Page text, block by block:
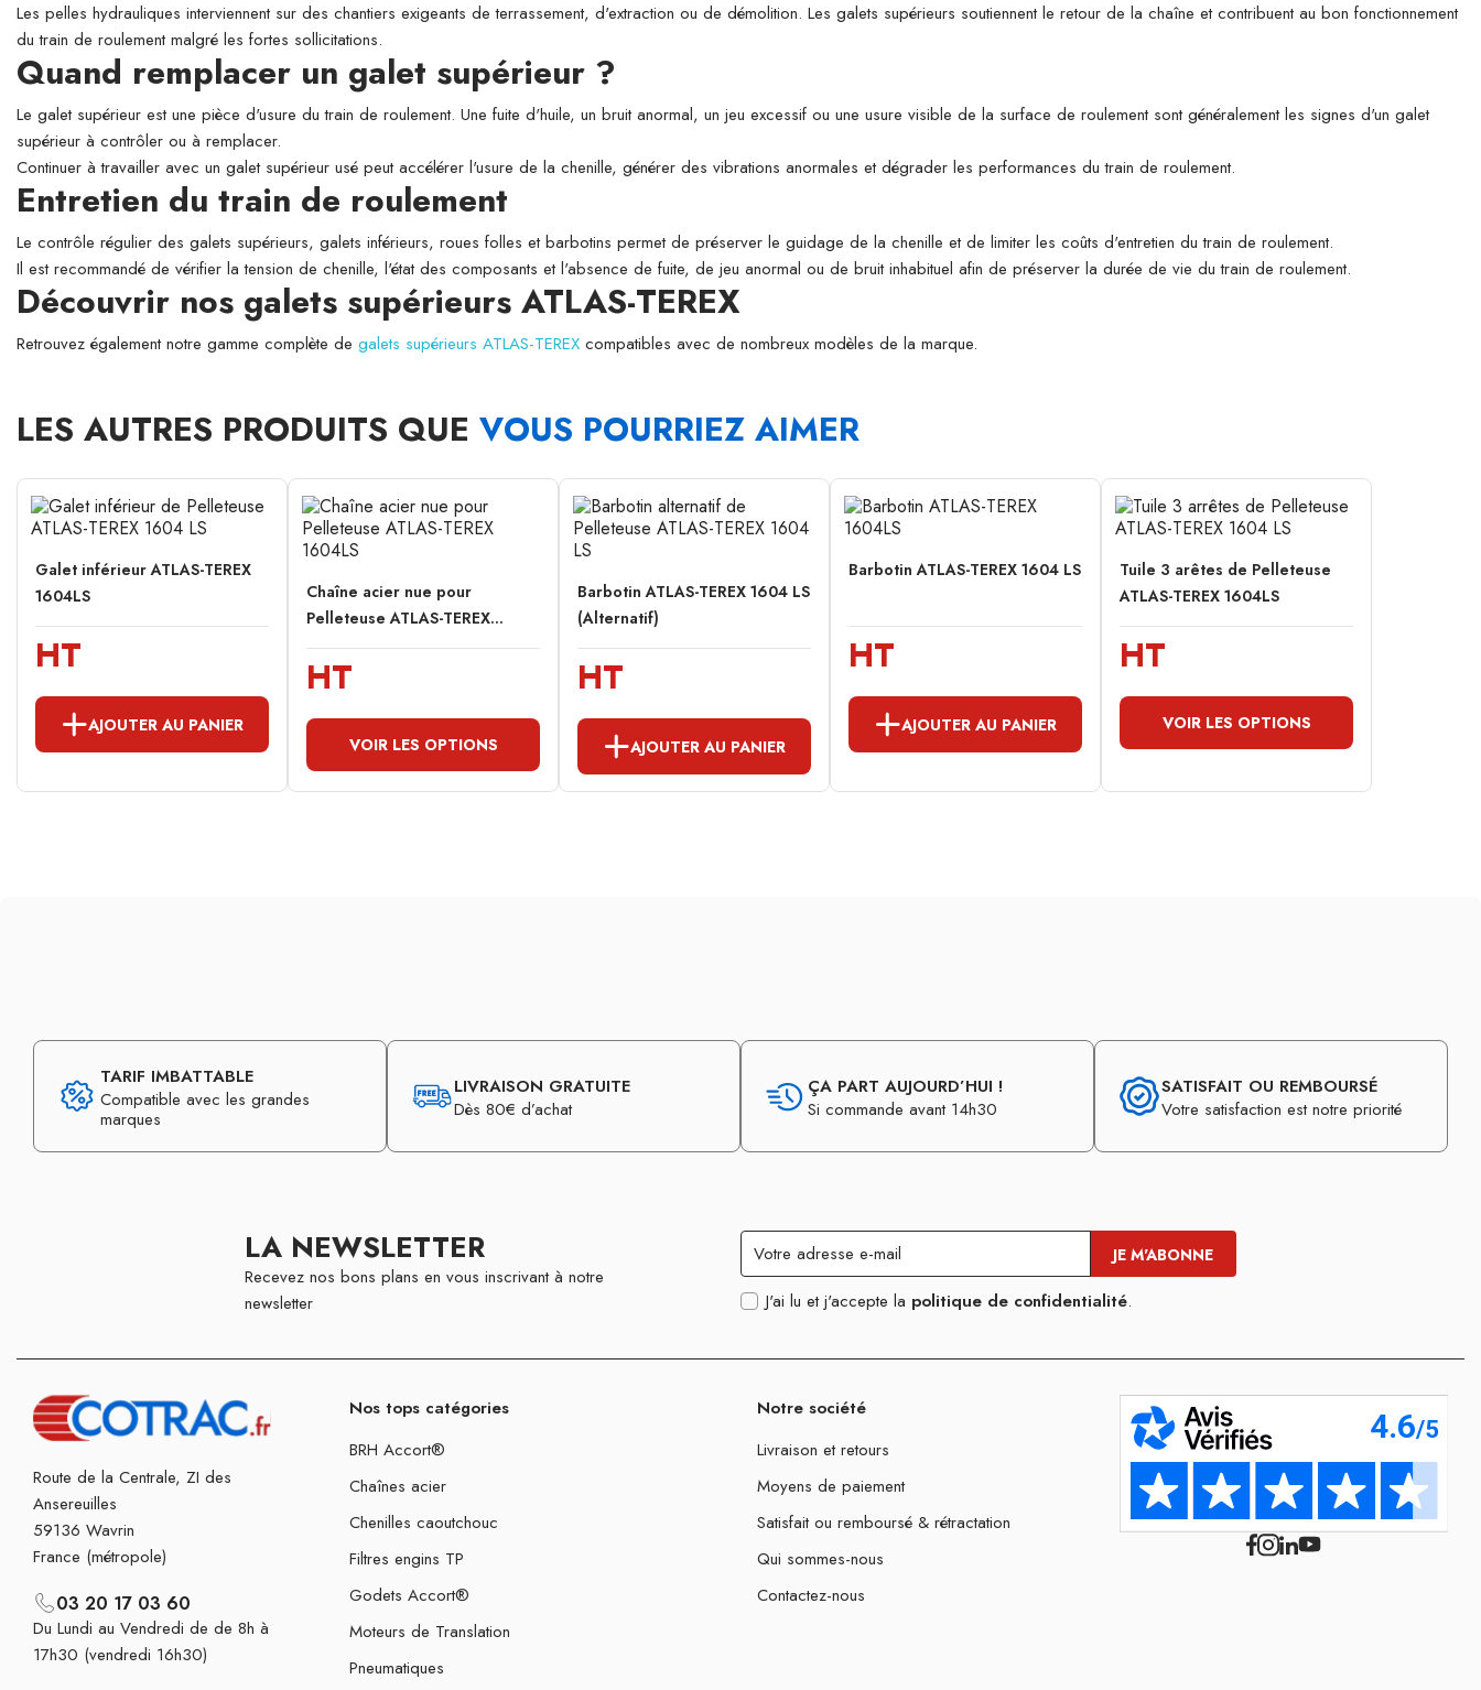
Les pelles hydrauliques interviennent sur des chantiers exigeants de terrassement, d'extraction ou de démolition. Les galets supérieurs soutiennent le retour de la chaîne et contribuent au bon fonctionnement
du train de roulement malgré les fortes sollicitations.
Quand remplacer un galet supérieur ?
Le galet supérieur est une pièce d'usure du train de roulement. Une fuite d'huile, un bruit anormal, un jeu excessif ou une usure visible de la surface de roulement sont généralement les signes d'un galet
supérieur à contrôler ou à remplacer.
Continuer à travailler avec un galet supérieur usé peut accélérer l'usure de la chenille, générer des vibrations anormales et dégrader les performances du train de roulement.
Entretien du train de roulement
Le contrôle régulier des galets supérieurs, galets inférieurs, roues folles et barbotins permet de préserver le guidage de la chenille et de limiter les coûts d'entretien du train de roulement.
Il est recommandé de vérifier la tension de chenille, l'état des composants et l'absence de fuite, de jeu anormal ou de bruit inhabituel afin de préserver la durée de vie du train de roulement.
Découvrir nos galets supérieurs ATLAS-TEREX
Retrouvez également notre gamme complète de galets supérieurs ATLAS-TEREX compatibles avec de nombreux modèles de la marque.
LES AUTRES PRODUITS QUE VOUS POURRIEZ AIMER
Galet inférieur ATLAS-TEREX
1604LS
HT
AJOUTER AU PANIER
Chaîne acier nue pour
Pelleteuse ATLAS-TEREX...
HT
VOIR LES OPTIONS
Barbotin ATLAS-TEREX 1604 LS
(Alternatif)
HT
AJOUTER AU PANIER
Barbotin ATLAS-TEREX 1604 LS
HT
AJOUTER AU PANIER
Tuile 3 arêtes de Pelleteuse
ATLAS-TEREX 1604LS
HT
VOIR LES OPTIONS
TARIF IMBATTABLE
Compatible avec les grandes
marques
LIVRAISON GRATUITE
Dès 80€ d’achat
ÇA PART AUJOURD’HUI !
Si commande avant 14h30
SATISFAIT OU REMBOURSÉ
Votre satisfaction est notre priorité
LA NEWSLETTER
Recevez nos bons plans en vous inscrivant à notre
newsletter
J'ai lu et j'accepte la politique de confidentialité.
Route de la Centrale, ZI des
Ansereuilles
59136 Wavrin
France (métropole)
03 20 17 03 60
Du Lundi au Vendredi de de 8h à
17h30 (vendredi 16h30)
Nos tops catégories
BRH Accort®
Chaînes acier
Chenilles caoutchouc
Filtres engins TP
Godets Accort®
Moteurs de Translation
Pneumatiques
Notre société
Livraison et retours
Moyens de paiement
Satisfait ou remboursé & rétractation
Qui sommes-nous
Contactez-nous